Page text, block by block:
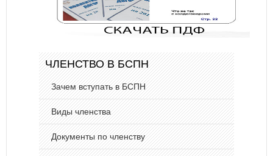
ЧЛЕНСТВО В БСПН
Зачем вступать в БСПН
Виды членства
Документы по членству